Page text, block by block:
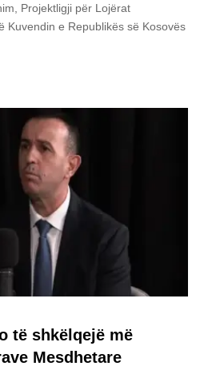
Projektligji për Lojërat
Kuvendin e Republikës së Kosovës
të shkëlqejë më
Mesdhetare